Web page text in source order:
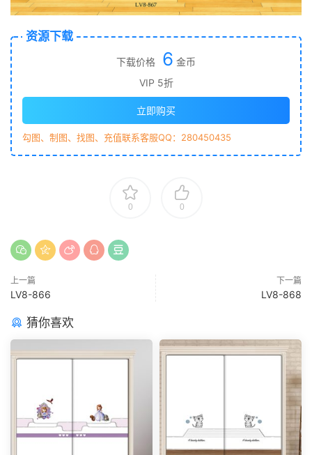
资源下载
下载价格 6 金币
VIP 5折
立即购买
勾图、制图、找图、充值联系客服QQ：280450435
0 0
上一篇
LV8-866
下一篇
LV8-868
猜你喜欢